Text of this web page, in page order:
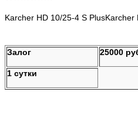
Karcher HD 10/25-4 S
Залог 25000
1 сутки